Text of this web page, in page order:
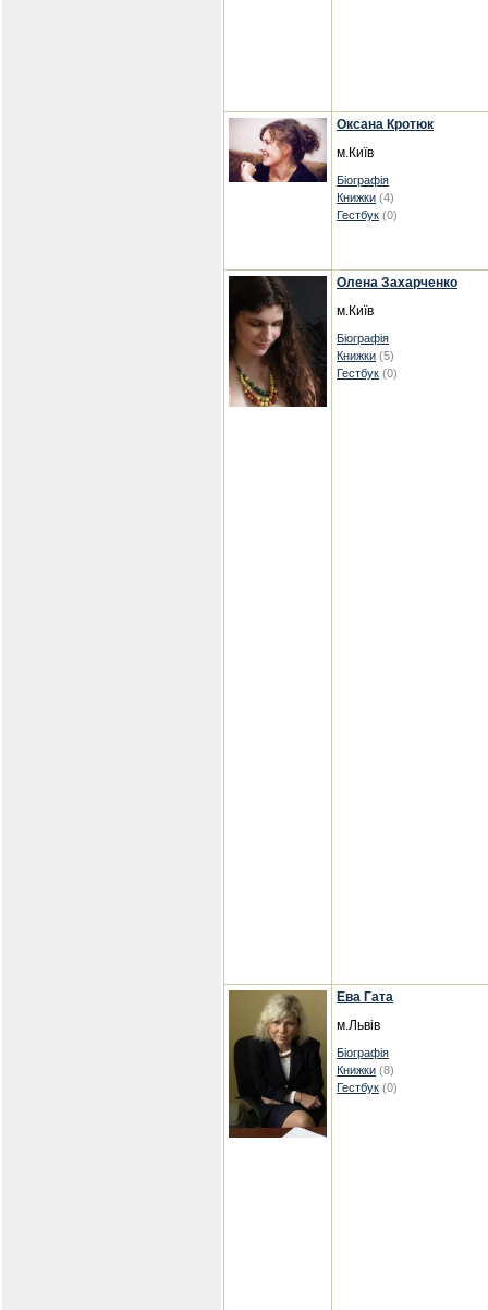
Оксана Кротюк
м.Київ
Біографія
Книжки (4)
Гестбук (0)
Олена Захарченко
м.Київ
Біографія
Книжки (5)
Гестбук (0)
Ева Гата
м.Львів
Біографія
Книжки (8)
Гестбук (0)